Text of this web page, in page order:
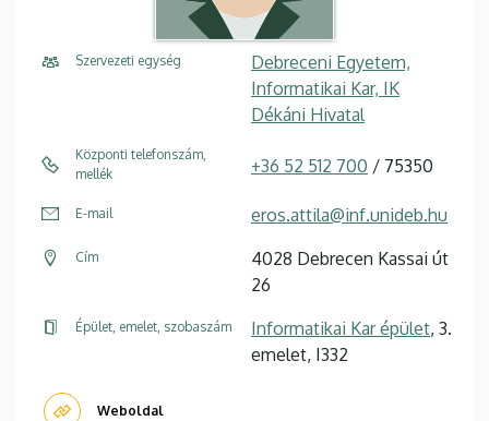
Szervezeti egység
Debreceni Egyetem,
Informatikai Kar, IK
Dékáni Hivatal
Központi telefonszám,
mellék
+36 52 512 700 / 75350
E-mail eros.attila@inf.unideb.hu
Cím
4028 Debrecen Kassai út
26
Épület, emelet, szobaszám Informatikai Kar épület, 3.
emelet, I332
Weboldal